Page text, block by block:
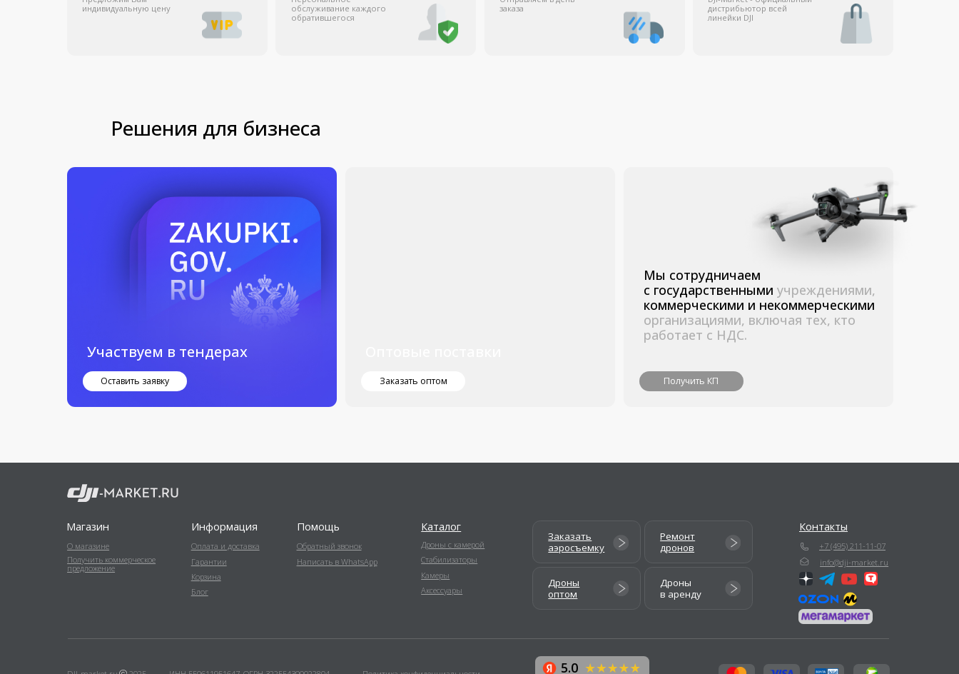
Мы сотрудничаем
Оставить заявку
Политика конфиденциальности
Оплата и доставка
Гарантии
Информация
+7 (495) 211-11-07
info@dji-market.ru
Обратный звонок
DJI-market.ru
Написать в WhatsApp